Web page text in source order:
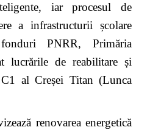
iar procesul de
a infrastructurii școlare
PNRR, Primăria
lucrările de reabilitare și
al Creșei Titan (Lunca
renovarea energetică